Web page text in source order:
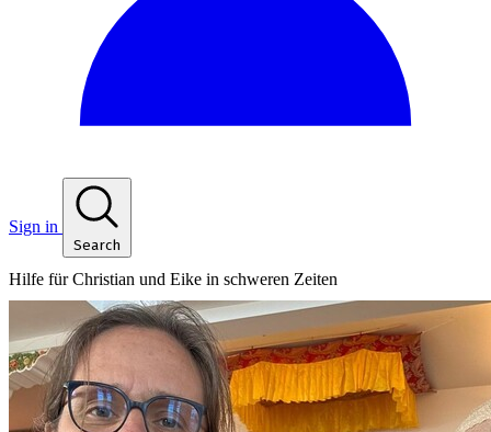
Sign in
Search
Hilfe für Christian und Eike in schweren Zeiten